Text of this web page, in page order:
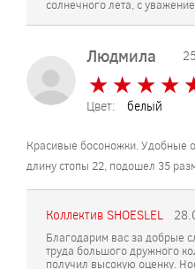
солнечного лета, с
Людмила
★ ★ ★ ★
★ ★ ★ ★
Цвет: белый
Красивые босоножки. Удобные
длину стопы 22, подошел 35
Коллектив SHOESLEL
Благодарим вас за добрые
труда большого дружного
получил высокую оценку.